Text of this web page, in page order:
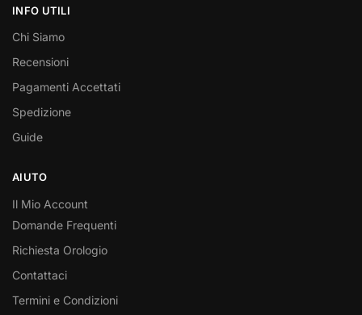
INFO UTILI
Chi Siamo
Recensioni
Pagamenti Accettati
Spedizione
Guide
AIUTO
Il Mio Account
Domande Frequenti
Richiesta Orologio
Contattaci
Termini e Condizioni